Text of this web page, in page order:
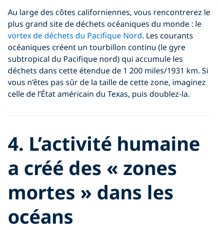
Au large des côtes californiennes, vous rencontrerez le
plus grand site de déchets océaniques du monde : le
vortex de déchets du Pacifique Nord. Les courants
océaniques créent un tourbillon continu (le gyre
subtropical du Pacifique nord) qui accumule les
déchets dans cette étendue de 1 200 miles/1931 km. Si
vous n’êtes pas sûr de la taille de cette zone, imaginez
celle de l’État américain du Texas, puis doublez-la.
4. L’activité humaine
a créé des « zones
mortes » dans les
océans